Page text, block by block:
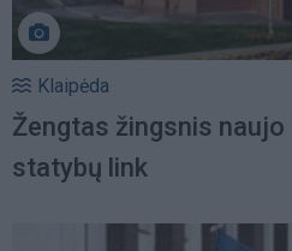
Klaipėda
Žengtas žingsnis
statybų link